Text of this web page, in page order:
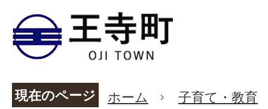
現在のページ ホーム 子育て・教育